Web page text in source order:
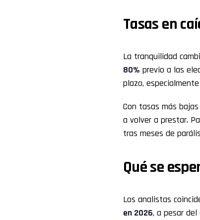
Tasas en
La tranquilidad
80% previo a las
plazo,
Con tasas más
a volver a prestar.
tras meses de
Qué se
Los analistas
en 2026, a pesar